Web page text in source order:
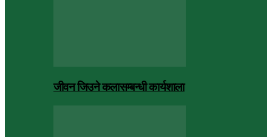
जीवन जिउने कलासम्बन्धी कार्यशाला